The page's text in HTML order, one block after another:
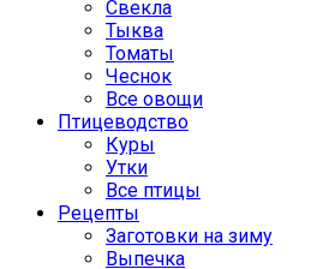
Свекла
Тыква
Томаты
Чеснок
Все овощи
Птицеводство
Куры
Утки
Все птицы
Рецепты
Заготовки на зиму
Выпечка